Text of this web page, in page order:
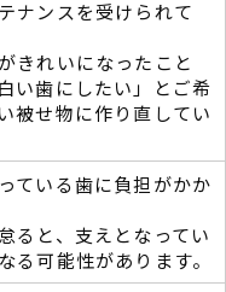
ナンスを受けられて
きれいになったこと
い歯にしたい」とご希
被せ物に作り直してい
ている歯に負担がかか
ると、支えとなってい
る可能性があります。